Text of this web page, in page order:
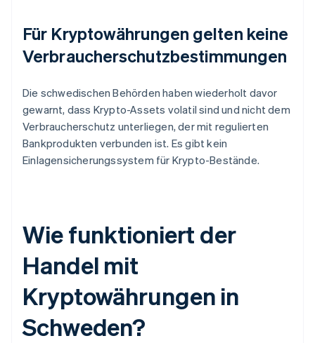
Für Kryptowährungen gelten keine
Verbraucherschutzbestimmungen
Die schwedischen Behörden haben wiederholt davor
gewarnt, dass Krypto-Assets volatil sind und nicht dem
Verbraucherschutz unterliegen, der mit regulierten
Bankprodukten verbunden ist. Es gibt kein
Einlagensicherungssystem für Krypto-Bestände.
Wie funktioniert der
Handel mit
Kryptowährungen in
Schweden?